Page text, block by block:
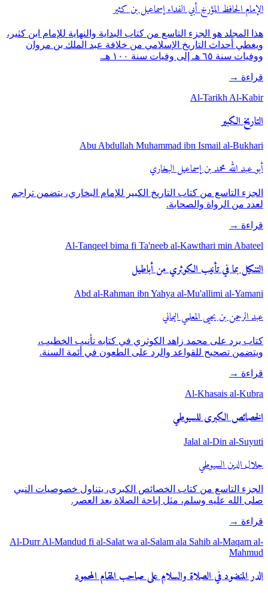
الإمام الحافظ المؤرخ أبي الفداء إسماعيل بن كثير
هذا المجلد هو الجزء التاسع من كتاب البداية والنهاية للإمام ابن كثير،
ويغطي أحداث التاريخ الإسلامي من خلافة عبد الملك بن مروان
ووفيات سنة ٦٥ هـ إلى وفيات سنة ١٠٠ هـ.
قراءة →
Al-Tarikh Al-Kabir
التاريخ الكبير
Abu Abdullah Muhammad ibn Ismail al-Bukhari
أبو عبد الله محمد بن إسماعيل البخاري
الجزء التاسع من كتاب التاريخ الكبير للإمام البخاري، يتضمن تراجم
لعدد من الرواة والصحابة.
قراءة →
Al-Tanqeel bima fi Ta'neeb al-Kawthari min Abateel
التنكيل بما في تأنيب الكوثري من أباطيل
Abd al-Rahman ibn Yahya al-Mu'allimi al-Yamani
عبد الرحمن بن يحيى المعلمي اليماني
كتاب يرد على محمد زاهد الكوثري في كتابه تأنيب الخطيب،
ويتضمن تصحيح للقواعد والرد على الطعون في أئمة السنة.
قراءة →
Al-Khasais al-Kubra
الخصائص الكبرى للسيوطي
Jalal al-Din al-Suyuti
جلال الدين السيوطي
الجزء التاسع من كتاب الخصائص الكبرى، يتناول خصوصيات النبي
صلى الله عليه وسلم، مثل إباحة الصلاة بعد العصر.
قراءة →
Al-Durr Al-Mandud fi al-Salat wa al-Salam ala Sahib al-Maqam al-
Mahmud
الدر المنضود في الصلاة والسلام على صاحب المقام المحمود